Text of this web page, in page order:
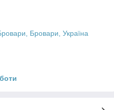
Бровари, Україна